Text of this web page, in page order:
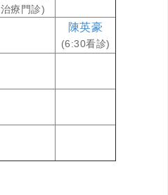
治療門診)
陳英豪
(6:30看診)